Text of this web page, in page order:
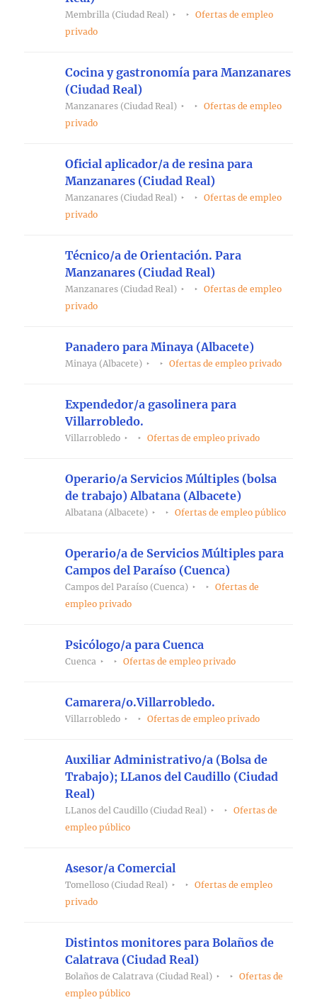
Membrilla (Ciudad Real)
Ofertas de empleo
privado
Cocina y gastronomía para Manzanares
(Ciudad Real)
Manzanares (Ciudad Real)
Ofertas de empleo
privado
Oficial aplicador/a de resina para
Manzanares (Ciudad Real)
Manzanares (Ciudad Real)
Ofertas de empleo
privado
Técnico/a de Orientación. Para
Manzanares (Ciudad Real)
Manzanares (Ciudad Real)
Ofertas de empleo
privado
Panadero para Minaya (Albacete)
Minaya (Albacete) Ofertas de empleo privado
Expendedor/a gasolinera para
Villarrobledo.
Villarrobledo Ofertas de empleo privado
Operario/a Servicios Múltiples (bolsa
de trabajo) Albatana (Albacete)
Albatana (Albacete) Ofertas de empleo público
Operario/a de Servicios Múltiples para
Campos del Paraíso (Cuenca)
Campos del Paraíso (Cuenca)
Ofertas de
empleo privado
Psicólogo/a para Cuenca
Cuenca Ofertas de empleo privado
Camarera/o.Villarrobledo.
Villarrobledo Ofertas de empleo privado
Auxiliar Administrativo/a (Bolsa de
Trabajo); LLanos del Caudillo (Ciudad
Real)
LLanos del Caudillo (Ciudad Real)
Ofertas de
empleo público
Asesor/a Comercial
Tomelloso (Ciudad Real)
Ofertas de empleo
privado
Distintos monitores para Bolaños de
Calatrava (Ciudad Real)
Bolaños de Calatrava (Ciudad Real)
Ofertas de
empleo público